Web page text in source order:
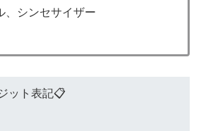
、シンセサイザー
ット表記📋